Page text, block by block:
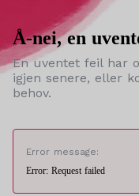
Å-nei, en
En uventet feil har
igjen senere, eller
behov.
Error message:
Error: Request failed